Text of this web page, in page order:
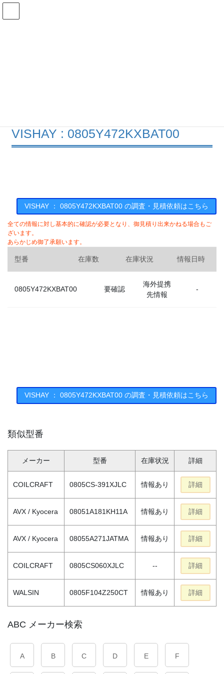
コ
ナ
VISHAY : 0805Y472KXBAT00
VISHAY ： 0805Y472KXBAT00 の調査・見積依頼はこちら
全ての情報に対し基本的に確認が必要となり、御見積り出来かねる場合もご
ざいます。
あらかじめ御了承願います。
型番 在庫数 在庫状況 情報日時
0805Y472KXBAT00 要確認
海外提携
先情報
-
VISHAY ： 0805Y472KXBAT00 の調査・見積依頼はこちら
類似型番
メーカー 型番 在庫状況 詳細
COILCRAFT 0805CS-391XJLC 情報あり 詳細
AVX / Kyocera 08051A181KH11A 情報あり 詳細
AVX / Kyocera 08055A271JATMA 情報あり 詳細
COILCRAFT 0805CS060XJLC -- 詳細
WALSIN 0805F104Z250CT 情報あり 詳細
ABC メーカー検索
A B C D E F